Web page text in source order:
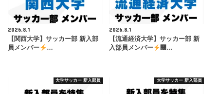
2026.8.1
【関西大学】サッカー部 新入部
員メンバー
…
2026.8.1
【流通経済大学】サッカー部 新
入部員メンバー
࿠…
大学サッカー 新入部員 大学サッカー 新入部員